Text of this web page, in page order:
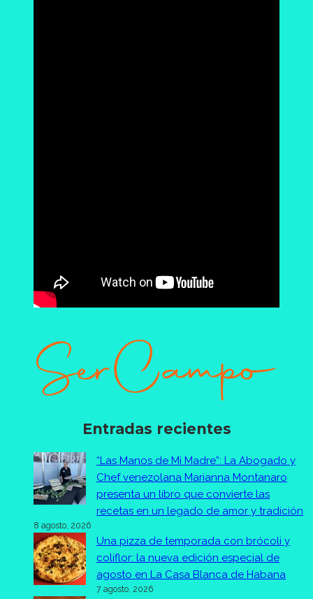
Entradas recientes
“Las Manos de Mi Madre”: La Abogado y
Chef venezolana Marianna Montanaro
presenta un libro que convierte las
recetas en un legado de amor y tradición
8 agosto, 2026
Una pizza de temporada con brócoli y
coliflor: la nueva edición especial de
agosto en La Casa Blanca de Habana
7 agosto, 2026